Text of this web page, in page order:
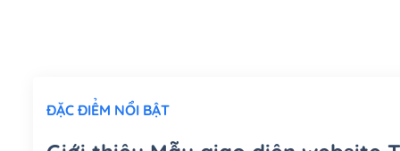
ĐẶC ĐIỂM NỔI BẬT